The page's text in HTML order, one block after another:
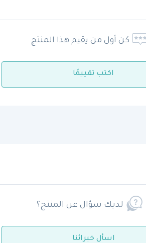
كن أول من يقيم هذا المنتج
اكتب تقييمًا
لديك سؤال عن المنتج؟
اسأل خبرائنا